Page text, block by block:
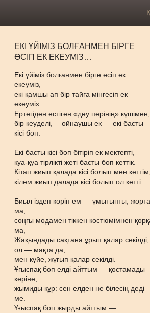
ЕКІ ҮЙІМІЗ БОЛҒАНМЕН БІРГЕ
ӨСІП ЕК ЕКЕУМІЗ…
Екі үйіміз болғанмен бірге өсіп ек
екеуміз,
екі қамшы ап бір тайға мінгесіп ек
екеуміз.
Ертегіден естіген «дәу перінің» күшімен,
бір кеуделі,— ойнаушы ек — екі басты
кісі боп.
Екі басты кісі боп бітіріп ек мектепті,
қуа-қуа тірлікті жеті басты боп кеттік.
Кітап жиып қалада кісі болып мен кеттім,
кілем жиып далада кісі болып ол кетті.
Биыл іздеп көріп ем — ұмытыпты, жорта
ма,
соңғы модамен тіккен костюмімнен
ма,
Жақындады сақтана ұрып қалар секілді,
ол — мақта да,
мен күйе, жұғып қалар секілді.
Ұғыспақ боп елді айттым — қостамады
көріне,
жымиды құр: сен елден не білесің деді
ме.
Ұғыспақ боп жырды айттым —